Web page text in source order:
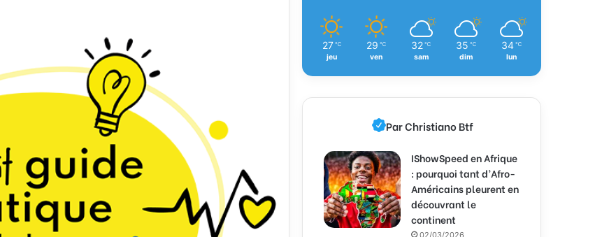
27 ℃
jeu
29 ℃
ven
32 ℃
sam
35 ℃
dim
34 ℃
lun
Par Christiano Btf
IShowSpeed en Afrique
: pourquoi tant d’Afro-
Américains pleurent en
découvrant le
continent
02/03/2026